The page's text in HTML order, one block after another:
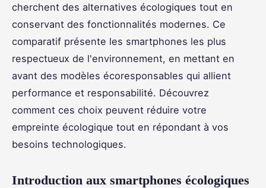
cherchent des alternatives écologiques tout en
conservant des fonctionnalités modernes. Ce
comparatif présente les smartphones les plus
respectueux de l'environnement, en mettant en
avant des modèles écoresponsables qui allient
performance et responsabilité. Découvrez
comment ces choix peuvent réduire votre
empreinte écologique tout en répondant à vos
besoins technologiques.
Introduction aux smartphones écologiques